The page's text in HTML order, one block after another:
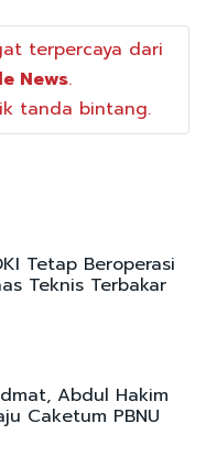
terpercaya dari
News.
tanda bintang.
Tetap Beroperasi
Teknis Terbakar
Abdul Hakim
Caketum PBNU